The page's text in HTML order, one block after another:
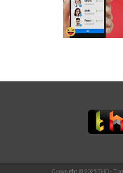
Copyright © 2025 THD -